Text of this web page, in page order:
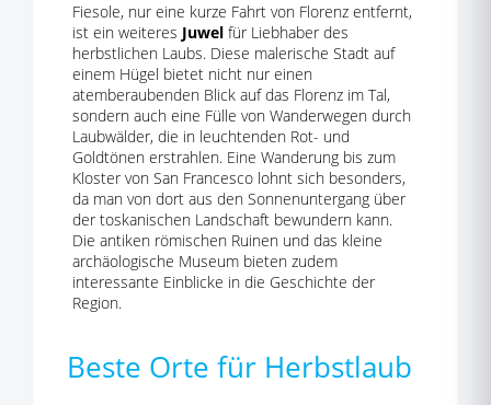
Fiesole, nur eine kurze Fahrt von Florenz entfernt,
ist ein weiteres Juwel für Liebhaber des
herbstlichen Laubs. Diese malerische Stadt auf
einem Hügel bietet nicht nur einen
atemberaubenden Blick auf das Florenz im Tal,
sondern auch eine Fülle von Wanderwegen durch
Laubwälder, die in leuchtenden Rot- und
Goldtönen erstrahlen. Eine Wanderung bis zum
Kloster von San Francesco lohnt sich besonders,
da man von dort aus den Sonnenuntergang über
der toskanischen Landschaft bewundern kann.
Die antiken römischen Ruinen und das kleine
archäologische Museum bieten zudem
interessante Einblicke in die Geschichte der
Region.
Beste Orte für Herbstlaub